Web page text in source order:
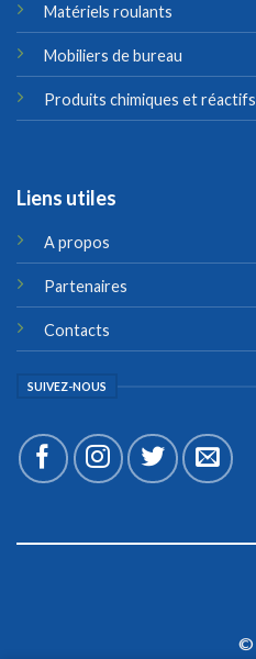
Matériels roulants
Mobiliers de bureau
Produits chimiques et réactifs
Liens utiles
A propos
Partenaires
Contacts
SUIVEZ-NOUS
©